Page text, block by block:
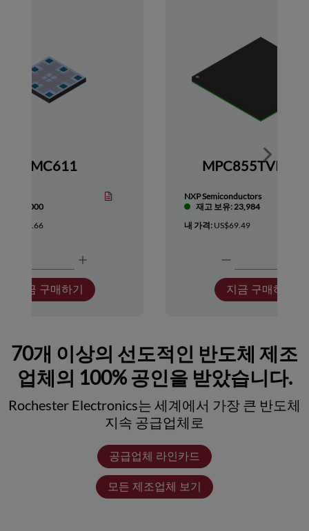
HMC611
보유: 1,000
US$418.66
지금 구매하기
NXP Semiconductors
재고 보유: 23,984
내 가격: US$69.49
지금 구매하기
Show
70개 이상의 선도적인 반도체 제조
업체의 100% 공인을 받았습니다.
Rochester Electronics는 세계에서 가장 큰 반도체
지속 공급업체로
공급업체 라인카드
모든 제조업체 보기